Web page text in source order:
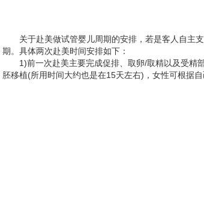
关于赴美做试管婴儿周期的安排，若是客人自主
期。具体两次赴美时间安排如下：
1)前一次赴美主要完成促排、取卵/取精以及受精
胚移植(所用时间大约也是在15天左右)，女性可根据